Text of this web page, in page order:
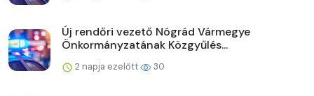
Új rendőri vezető Nógrád Vármegye
Önkormányzatának Közgyűlés...
2 napja ezelőtt 30